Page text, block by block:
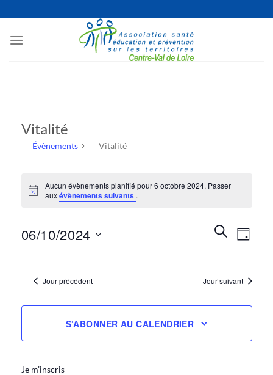
au
contenu
Vitalité
Évènements Vitalité
for
2024
Notice
Aucun évènements planifié pour 6 octobre 2024. Passer
auxévènements suivants .
Recherche
navigation
vues
RECHERCHE
de
vues
JOUR
06/10/2024
date. Jour précédent Jour suivant
S’ABONNER AU CALENDRIER
Je m’inscris